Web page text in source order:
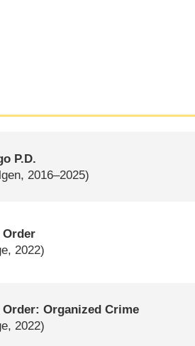
P.D.
2016–2025)
Order
2022)
Order: Organized Crime
2022)